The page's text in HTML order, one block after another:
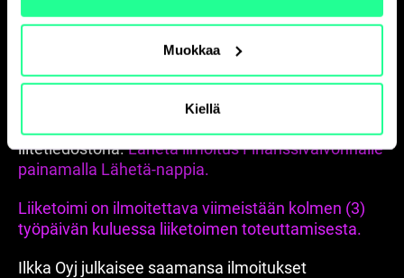
Muokkaa
Kiellä
ilmoituksen tiedot. Liitä viestiin puhelinnumerosi,
josta sinut tavoittaa, jos Ilkalla on kysyttävää
neljänneltä sivulta
ladattua tekemäsi ilmoituksen pdf-muotoisena
liitetiedostona.Lähetä ilmoitus Finanssivalvonnalle
painamalla Lähetä-nappia.
Liiketoimi on ilmoitettava viimeistään kolmen (3)
työpäivän kuluessa liiketoimen toteuttamisesta.
Ilkka Oyj julkaisee saamansa ilmoitukset